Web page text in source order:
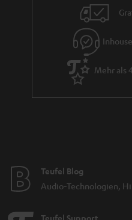
Mehr als
Teufel Blog
Audio-Technologien,